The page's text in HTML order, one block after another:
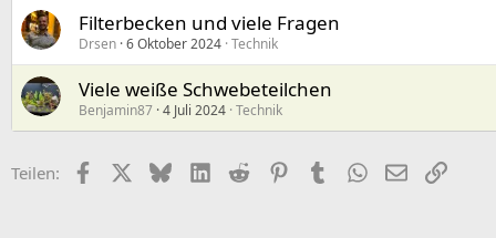
Filterbecken und viele Fragen
Drsen 6 Oktober 2024 Technik
Viele weiße Schwebeteilchen
Benjamin87 4 Juli 2024 Technik
Teilen: FacebookX (Twitter)
BlueskyLinkedIn
Reddit PinterestTumblrWhatsApp
E-MailLink